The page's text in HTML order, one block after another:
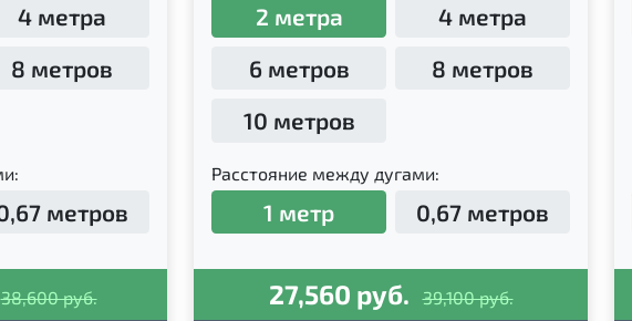
4 метра
8 метров
метров
38,600 руб.
2 метра
4 метра
6 метров
8 метров
10 метров
Расстояние между дугами:
1 метр 0,67 метров
27,560 руб. 39,100 руб.